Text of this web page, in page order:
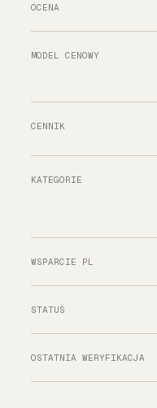
OCENA
MODEL CENOWY
CENNIK
KATEGORIE
WSPARCIE PL
STATUS
OSTATNIA WERYFIKACJA